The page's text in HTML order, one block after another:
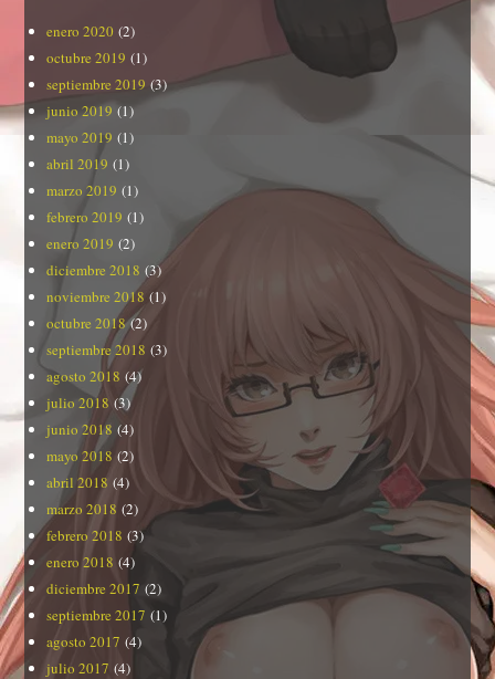
enero 2020 (2)
octubre 2019 (1)
septiembre 2019 (3)
junio 2019 (1)
mayo 2019 (1)
abril 2019 (1)
marzo 2019 (1)
febrero 2019 (1)
enero 2019 (2)
diciembre 2018 (3)
noviembre 2018 (1)
octubre 2018(2)
septiembre 2018 (3)
agosto 2018 (4)
julio 2018 (3)
junio 2018 (4)
mayo 2018 (2)
abril 2018 (4)
marzo 2018 (2)
febrero 2018 (3)
enero 2018 (4)
diciembre 2017 (2)
septiembre 2017 (1)
agosto 2017 (4)
julio 2017 (4)